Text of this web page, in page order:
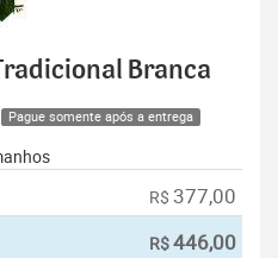
Branca
Pague somente após a entrega
R$ 377,00
R$446,00